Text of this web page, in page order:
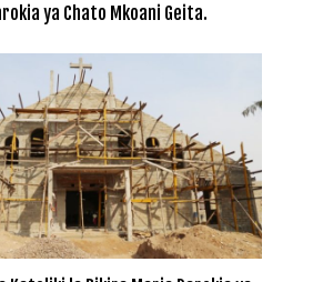
ya Chato Mkoani Geita.